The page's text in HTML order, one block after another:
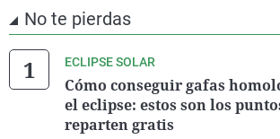
No te pierdas
ECLIPSE SOLAR
Cómo conseguir gafas
el eclipse: estos son los
reparten gratis